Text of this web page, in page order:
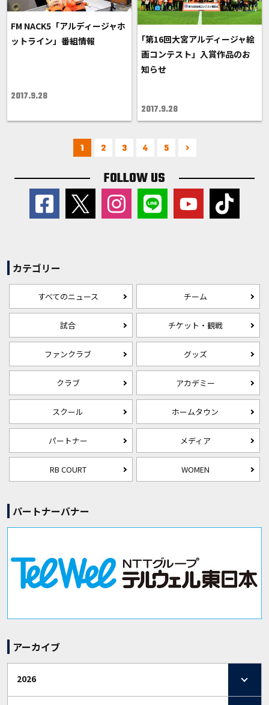
FM NACK5「アルディージャホ
ットライン」番組情報
2017.9.28
｢第16回大宮アルディージャ絵
画コンテスト」入賞作品のお
知らせ
2017.9.28
1 2 3 4 5
FOLLOW US
カテゴリー
すべてのニュース チーム
試合 チケット・観戦
ファンクラブ グッズ
クラブ アカデミー
スクール ホームタウン
パートナー メディア
RB COURT WOMEN
パートナーバナー
アーカイブ
2026